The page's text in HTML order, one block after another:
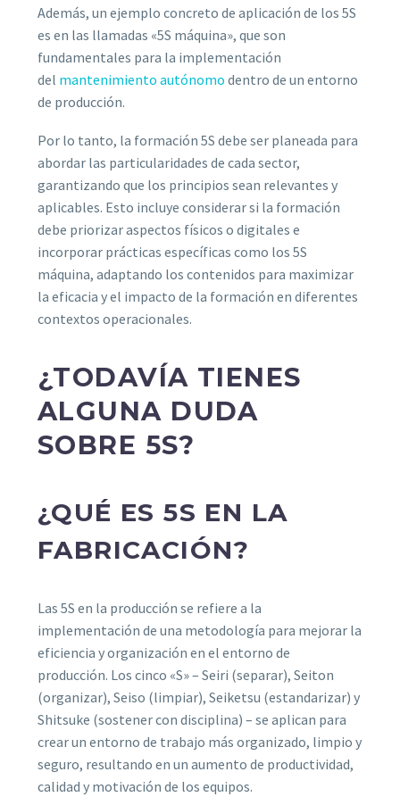
Además, un ejemplo concreto de aplicación de los 5S
es en las llamadas «5S máquina», que son
fundamentales para la implementación
del mantenimiento autónomo dentro de un entorno
de producción.
Por lo tanto, la formación 5S debe ser planeada para
abordar las particularidades de cada sector,
garantizando que los principios sean relevantes y
aplicables. Esto incluye considerar si la formación
debe priorizar aspectos físicos o digitales e
incorporar prácticas específicas como los 5S
máquina, adaptando los contenidos para maximizar
la eficacia y el impacto de la formación en diferentes
contextos operacionales.
¿TODAVÍA TIENES
ALGUNA DUDA
SOBRE 5S?
¿QUÉ ES 5S EN LA
FABRICACIÓN?
Las 5S en la producción se refiere a la
implementación de una metodología para mejorar la
eficiencia y organización en el entorno de
producción. Los cinco «S» – Seiri (separar), Seiton
(organizar), Seiso (limpiar), Seiketsu (estandarizar) y
Shitsuke (sostener con disciplina) – se aplican para
crear un entorno de trabajo más organizado, limpio y
seguro, resultando en un aumento de productividad,
calidad y motivación de los equipos.